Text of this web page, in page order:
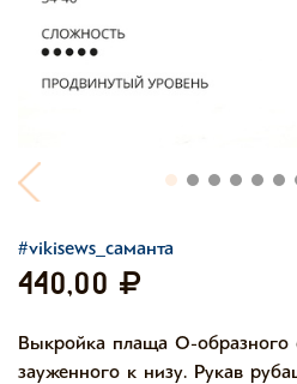
#vikisews_саманта
440,00
Выкройка плаща О-образного
зауженного к низу. Рукав